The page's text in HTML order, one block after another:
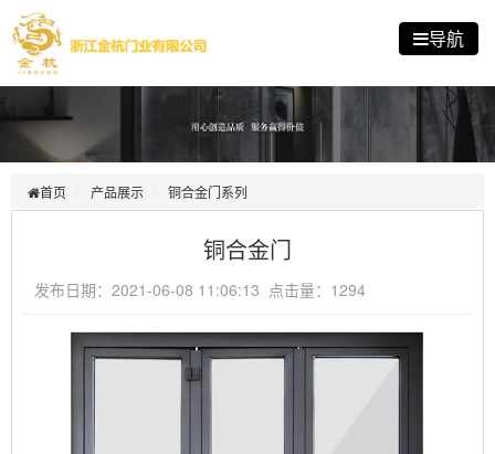
导航
首页 产品展示 铜合金门系列
铜合金门
发布日期：2021-06-08 11:06:13 点击量：1294